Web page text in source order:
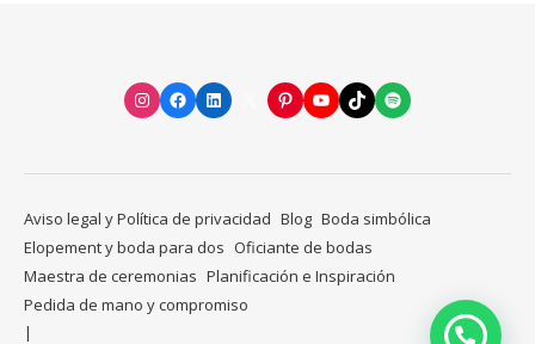
Instagram
FacebookLinkedInPinterest
YouTube
TikTokSpotify
Aviso legal y Política de privacidad Blog Boda simbólica
Elopement y boda para dos Oficiante de bodas
Maestra de ceremonias Planificación e Inspiración
Pedida de mano y compromiso